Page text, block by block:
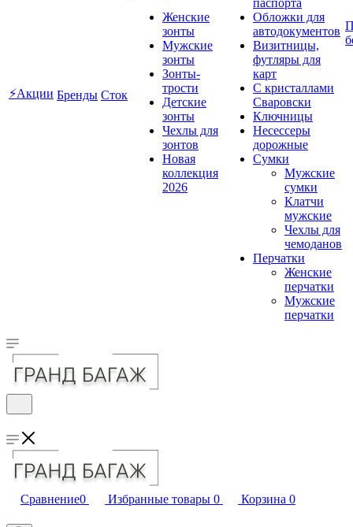
⚡Акции Бренды Сток
Женские
зонты
Мужские
зонты
Зонты-
трости
Детские
зонты
Чехлы для
зонтов
Новая
коллекция
2026
паспорта
Обложки для
автодокументов
Визитницы,
футляры для
карт
C кристаллами
Сваровски
Ключницы
Несессеры
дорожные
Сумки
Мужские
сумки
Клатчи
мужские
Чехлы для
чемоданов
Перчатки
Женские
перчатки
Мужские
перчатки
Сравнение0 Избранные товары 0 Корзина 0